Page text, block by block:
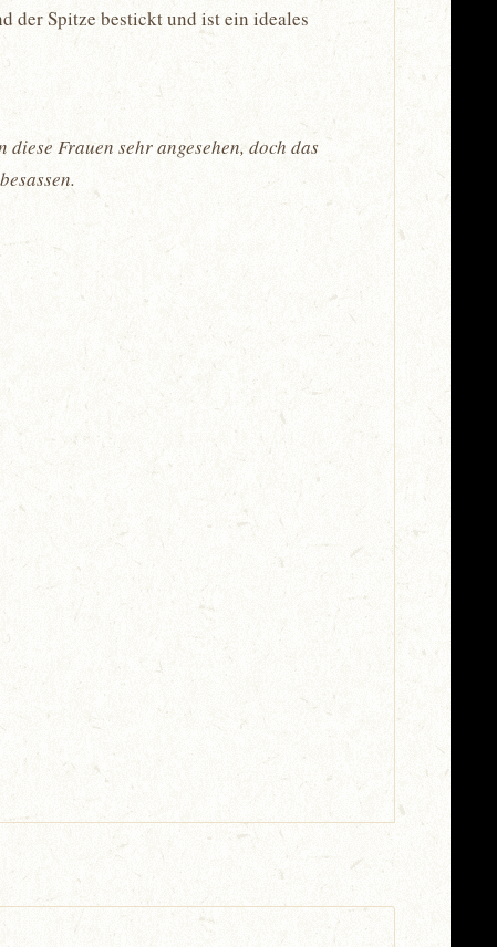
der Spitze bestickt und ist ein ideales
Frauen sehr angesehen, doch das